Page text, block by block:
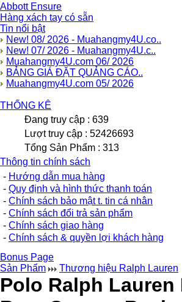
Abbott Ensure
Hàng xách tay có sẵn
Tin nổi bật
New! 08/ 2026 - Muahangmy4U.co..
New! 07/ 2026 - Muahangmy4U.c..
Muahangmy4U.com 06/ 2026
BẢNG GIÁ ĐẶT QUẢNG CÁO..
Muahangmy4U.com 05/ 2026
THỐNG KÊ
Đang truy cập : 639
Lượt truy cập : 52426693
Tổng Sản Phẩm : 313
Thông tin chính sách
- Hướng dẫn mua hàng
- Quy định và hình thức thanh toán
- Chính sách bảo mật t. tin cá nhân
- Chính sách đổi trả sản phẩm
- Chính sách giao hàng
- Chính sách & quyền lợi khách hàng
Bonus Page
Sản Phẩm
Thương hiệu Ralph Lauren
Polo Ralph Lauren